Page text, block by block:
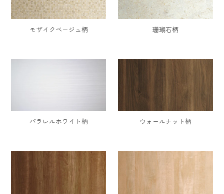
モザイクベージュ柄 珊瑚石柄
パラレルホワイト柄 ウォールナット柄